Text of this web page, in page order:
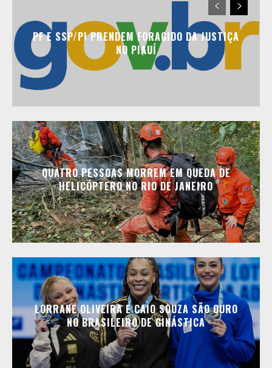
PF E SSP/PI PRENDEM FORAGIDO DA JUSTIÇA
NO PIAUÍ
QUATRO PESSOAS MORREM EM QUEDA DE
HELICÓPTERO NO RIO DE JANEIRO
LORRANE OLIVEIRA E CAIO SOUZA SÃO OURO
NO BRASILEIRO DE GINÁSTICA